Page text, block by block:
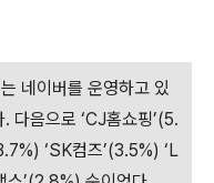
네이버를 운영하고 있
다음으로 ‘CJ홈쇼핑’(5.
‘SK컴즈’(3.5%) ‘L